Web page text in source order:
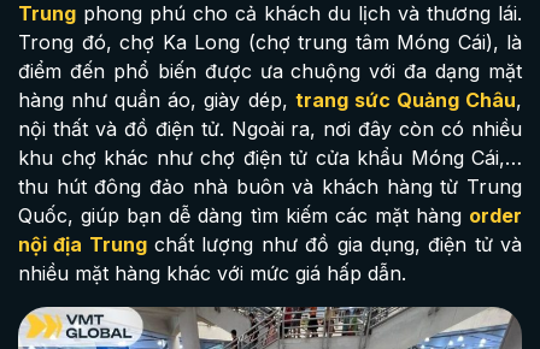
Trung phong phú cho cả khách du lịch và thương lái.
Trong đó, chợ Ka Long (chợ trung tâm Móng Cái), là
điểm đến phổ biến được ưa chuộng với đa dạng mặt
hàng như quần áo, giày dép, trang sức Quảng Châu,
nội thất và đồ điện tử. Ngoài ra, nơi đây còn có nhiều
khu chợ khác như chợ điện tử cửa khẩu Móng Cái,…
thu hút đông đảo nhà buôn và khách hàng từ Trung
Quốc, giúp bạn dễ dàng tìm kiếm các mặt hàng order
nội địa Trungchất lượng như đồ gia dụng, điện tử và
nhiều mặt hàng khác với mức giá hấp dẫn.